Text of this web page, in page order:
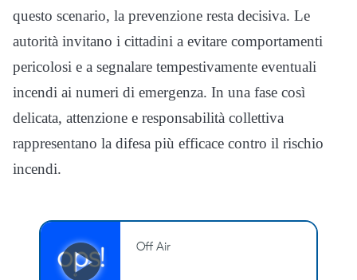
questo scenario, la prevenzione resta decisiva. Le
autorità invitano i cittadini a evitare comportamenti
pericolosi e a segnalare tempestivamente eventuali
incendi ai numeri di emergenza. In una fase così
delicata, attenzione e responsabilità collettiva
rappresentano la difesa più efficace contro il rischio
incendi.